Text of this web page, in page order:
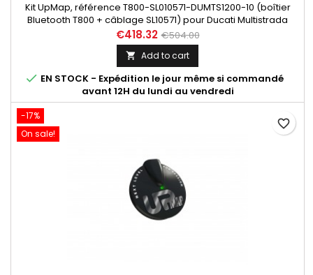
Kit UpMap, référence T800-SL010571-DUMTS1200-10 (boîtier
Bluetooth T800 + câblage SL10571) pour Ducati Multistrada
1200 année 2010 à 2012. Découvrez ci-dessous les
performances exceptionnelles (jusqu'à +6CV) apportées par
l'installation d'une cartographie adaptée à votre
configuration d'échappement.
€418.32 €504.00
 Add to cart
 EN STOCK - Expédition le jour même si commandé
avant 12H du lundi au vendredi
-17%
On sale!
favorite_border